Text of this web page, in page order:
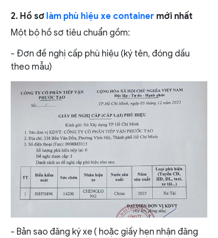
2. Hồ sơ làm phù hiệu xe container mới nhất
Một bộ hồ sơ tiêu chuẩn gồm:
- Đơn đề nghị cấp phù hiệu (ký tên, đóng dấu
theo mẫu)
- Bản sao đăng ký xe ( hoặc giấy hẹn nhận đăng